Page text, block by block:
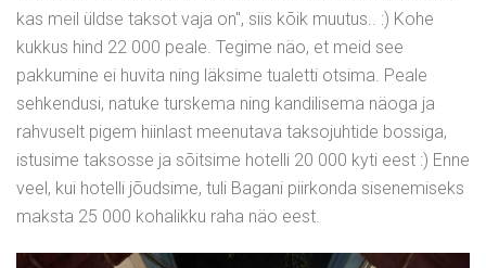
kas meil üldse taksot vaja on", siis kõik muutus.. :) Kohe
kukkus hind 22 000 peale. Tegime näo, et meid see
pakkumine ei huvita ning läksime tualetti otsima. Peale
sehkendusi, natuke turskema ning kandilisema näoga ja
rahvuselt pigem hiinlast meenutava taksojuhtide bossiga,
istusime taksosse ja sõitsime hotelli 20 000 kyti eest :) Enne
veel, kui hotelli jõudsime, tuli Bagani piirkonda sisenemiseks
maksta 25 000 kohalikku raha näo eest.